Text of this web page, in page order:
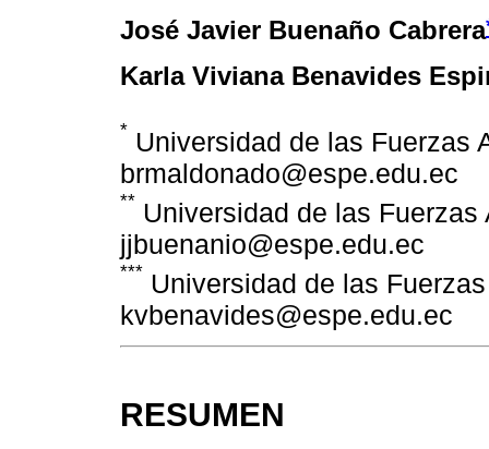
José Javier Buenaño Cabrera
Karla Viviana Benavides
* Universidad de las Fuerzas
brmaldonado@espe.edu.ec
** Universidad de las
jjbuenanio@espe.edu.ec
*** Universidad de las
kvbenavides@espe.edu.ec
RESUMEN